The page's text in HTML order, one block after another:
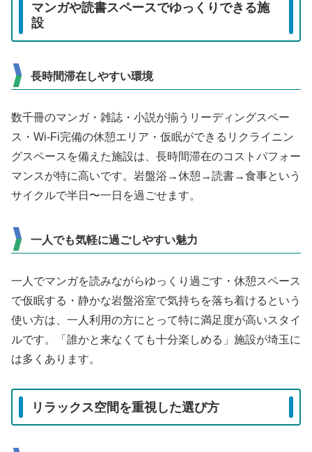
マンガや読書スペースでゆっくりできる施
設
長時間滞在しやすい環境
数千冊のマンガ・雑誌・小説が揃うリーディングスペー
ス・Wi-Fi完備の休憩エリア・仮眠ができるリクライニン
グスペースを備えた施設は、長時間滞在のコストパフォー
マンスが特に高いです。岩盤浴→休憩→読書→食事という
サイクルで半日〜一日を過ごせます。
一人でも気軽に過ごしやすい魅力
一人でマンガを読みながらゆっくり過ごす・休憩スペース
で仮眠する・静かな岩盤浴室で気持ちを落ち着けるという
使い方は、一人利用の方にとって特に満足度が高いスタイ
ルです。「誰かと来なくても十分楽しめる」施設が埼玉に
は多くあります。
リラックス空間を重視した選び方